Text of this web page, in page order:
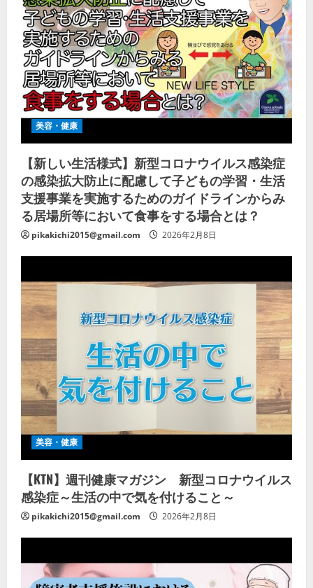
美容・健康
【新しい生活様式】新型コロナウイルス感染症
の感染拡大防止に配慮して子どもの学習・生活
支援事業を実施するためのガイドラインからみ
る居場所等において食事をする場合とは？
pikakichi2015@gmail.com 2026年2月8日
美容・健康
【KTN】週刊健康マガジン 新型コロナウイルス
感染症～生活の中で気を付けること～
pikakichi2015@gmail.com 2026年2月8日